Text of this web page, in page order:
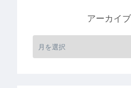
アーカイブ